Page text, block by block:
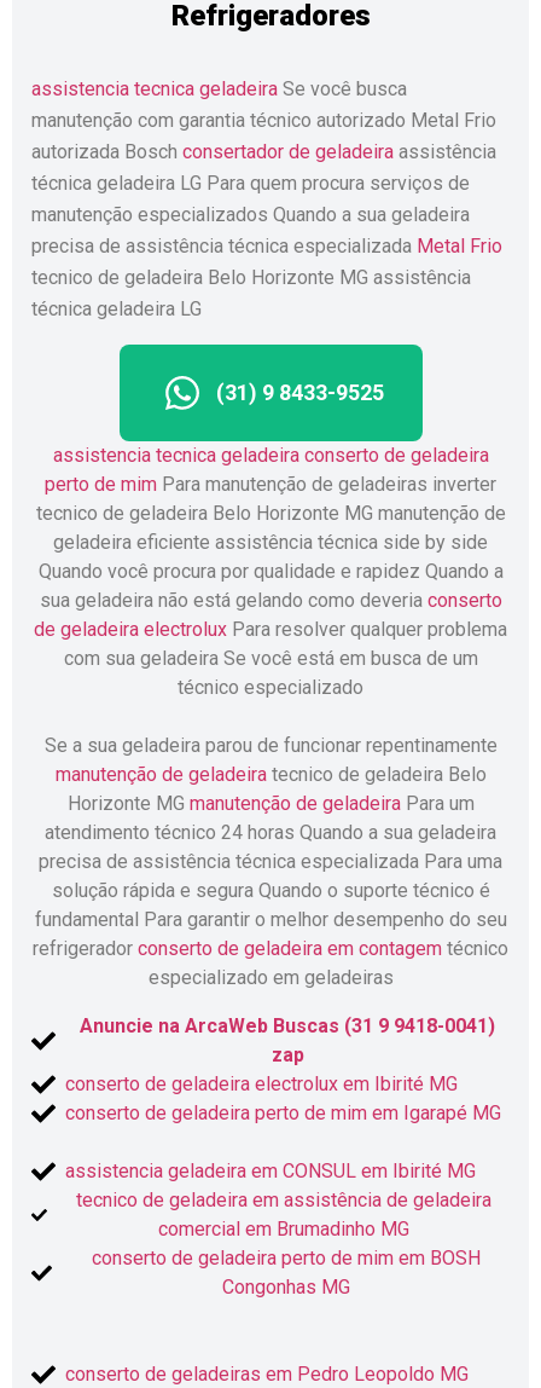
Refrigeradores
assistencia tecnica geladeira Se você busca
manutenção com garantia técnico autorizado Metal Frio
autorizada Bosch consertador de geladeira assistência
técnica geladeira LG Para quem procura serviços de
manutenção especializados Quando a sua geladeira
precisa de assistência técnica especializada Metal Frio
tecnico de geladeira Belo Horizonte MG assistência
técnica geladeira LG
(31) 9 8433-9525
assistencia tecnica geladeira conserto de geladeira
perto de mim Para manutenção de geladeiras inverter
tecnico de geladeira Belo Horizonte MG manutenção de
geladeira eficiente assistência técnica side by side
Quando você procura por qualidade e rapidez Quando a
sua geladeira não está gelando como deveria conserto
de geladeira electrolux Para resolver qualquer problema
com sua geladeira Se você está em busca de um
técnico especializado
Se a sua geladeira parou de funcionar repentinamente
manutenção de geladeiratecnico de geladeira Belo
Horizonte MG manutenção de geladeiraPara um
atendimento técnico 24 horas Quando a sua geladeira
precisa de assistência técnica especializada Para uma
solução rápida e segura Quando o suporte técnico é
fundamental Para garantir o melhor desempenho do seu
refrigerador conserto de geladeira em contagem técnico
especializado em geladeiras
Anuncie na ArcaWeb Buscas (31 9 9418-0041)
zap
conserto de geladeira electrolux em Ibirité MG
conserto de geladeira perto de mim em Igarapé MG
assistencia geladeira em CONSUL em Ibirité MG
tecnico de geladeira em assistência de geladeira
comercial em Brumadinho MG
conserto de geladeira perto de mim em BOSH
Congonhas MG
conserto de geladeiras em Pedro Leopoldo MG